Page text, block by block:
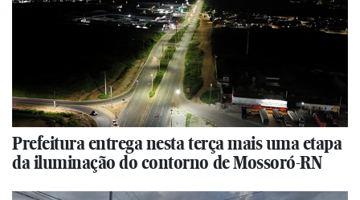
Prefeitura entrega nesta terça mais uma etapa
da iluminação do contorno de Mossoró-RN